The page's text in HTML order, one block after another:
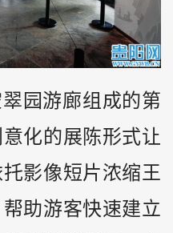
园游廊组成的第
化的展陈形式让
影像短片浓缩王
助游客快速建立